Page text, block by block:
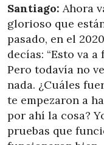
Santiago: Ahora
glorioso que
pasado, en el
decías: “Esto va
Pero todavía no
nada. ¿Cuáles
te empezaron a
por ahí la cosa?
pruebas que